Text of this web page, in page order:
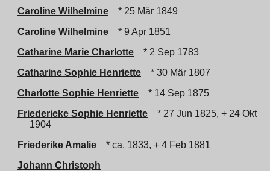
Caroline Wilhelmine
* 25 Mär 1849
Caroline Wilhelmine
* 9 Apr 1851
Catharine Marie Charlotte
* 2 Sep 1783
Catharine Sophie Henriette
* 30 Mär 1807
Charlotte Sophie Henriette
* 14 Sep 1875
Friederieke Sophie Henriette
* 27 Jun 1825, + 24 Okt
1904
Friederike Amalie
* ca. 1833, + 4 Feb 1881
Johann Christoph